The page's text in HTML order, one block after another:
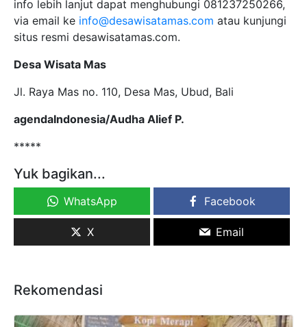
info lebih lanjut dapat menghubungi 081237250266,
via email ke info@desawisatamas.com atau kunjungi
situs resmi desawisatamas.com.
Desa Wisata Mas
Jl. Raya Mas no. 110, Desa Mas, Ubud, Bali
agendaIndonesia/Audha Alief P.
*****
Yuk bagikan...
WhatsApp Facebook
X Email
Rekomendasi